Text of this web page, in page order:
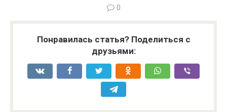
0
Понравилась статья? Поделиться с
друзьями: